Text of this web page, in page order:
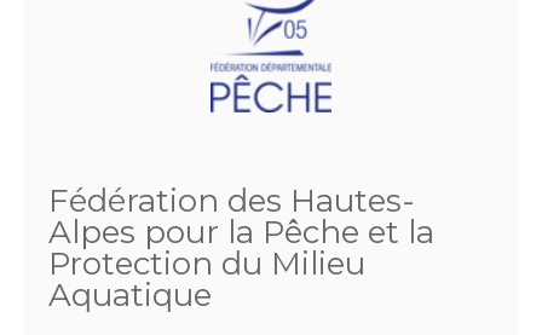
Fédération des Hautes-
Alpes pour la Pêche et la
Protection du Milieu
Aquatique